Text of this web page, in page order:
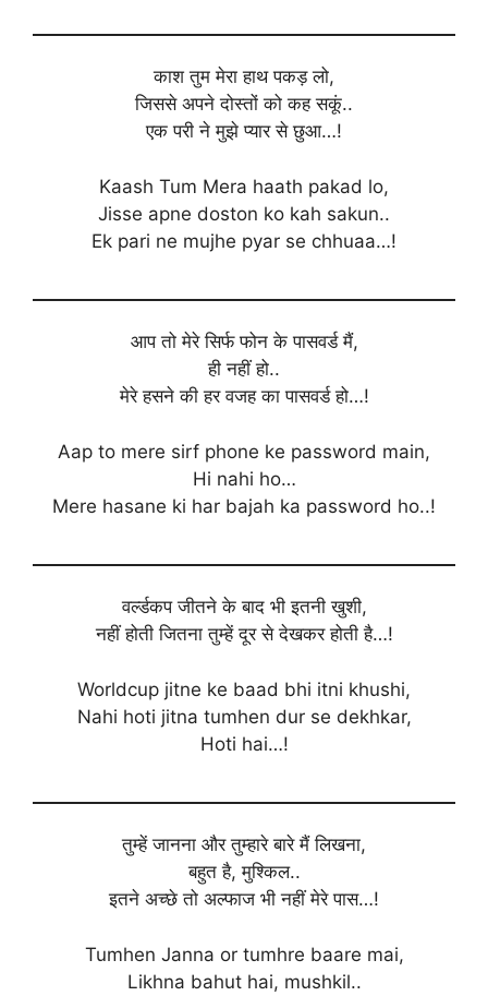
काश तुम मेरा हाथ पकड़ लो,
जिससे अपने दोस्तों को कह सकूं..
एक परी ने मुझे प्यार से छुआ…!
Kaash Tum Mera haath pakad lo,
Jisse apne doston ko kah sakun..
Ek pari ne mujhe pyar se chhuaa…!
आप तो मेरे सिर्फ फोन के पासवर्ड मैं,
ही नहीं हो..
मेरे हसने की हर वजह का पासवर्ड हो…!
Aap to mere sirf phone ke password main,
Hi nahi ho…
Mere hasane ki har bajah ka password ho..!
वर्ल्डकप जीतने के बाद भी इतनी खुशी,
नहीं होती जितना तुम्हें दूर से देखकर होती है…!
Worldcup jitne ke baad bhi itni khushi,
Nahi hoti jitna tumhen dur se dekhkar,
Hoti hai…!
तुम्हें जानना और तुम्हारे बारे मैं लिखना,
बहुत है, मुश्किल..
इतने अच्छे तो अल्फाज भी नहीं मेरे पास…!
Tumhen Janna or tumhre baare mai,
Likhna bahut hai, mushkil..